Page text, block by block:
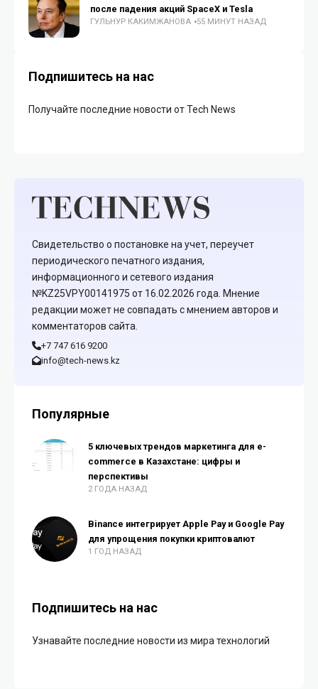
после падения акций SpaceX и Tesla
ГУЛЬНУР КАКИМЖАНОВА 55 МИНУТ НАЗАД
Подпишитесь на нас
Получайте последние новости от Tech News
Свидетельство о постановке на учет, переучет
периодического печатного издания,
информационного и сетевого издания
№KZ25VPY00141975 от 16.02.2026 года. Мнение
редакции может не совпадать с мнением авторов и
комментаторов сайта.
+7 747 616 9200
info@tech-news.kz
Популярные
5 ключевых трендов маркетинга для e-
commerce в Казахстане: цифры и
перспективы
2 ГОДА НАЗАД
Binance интегрирует Apple Pay и Google Pay
для упрощения покупки криптовалют
1 ГОД НАЗАД
Подпишитесь на нас
Узнавайте последние новости из мира технологий